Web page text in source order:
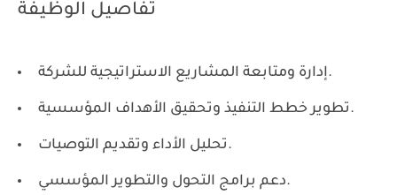
تفاصيل الوظيفة
إدارة ومتابعة المشاريع الاستراتيجية للشركة.
تطوير خطط التنفيذ وتحقيق الأهداف المؤسسية.
تحليل الأداء وتقديم التوصيات.
دعم برامج التحول والتطوير المؤسسي.